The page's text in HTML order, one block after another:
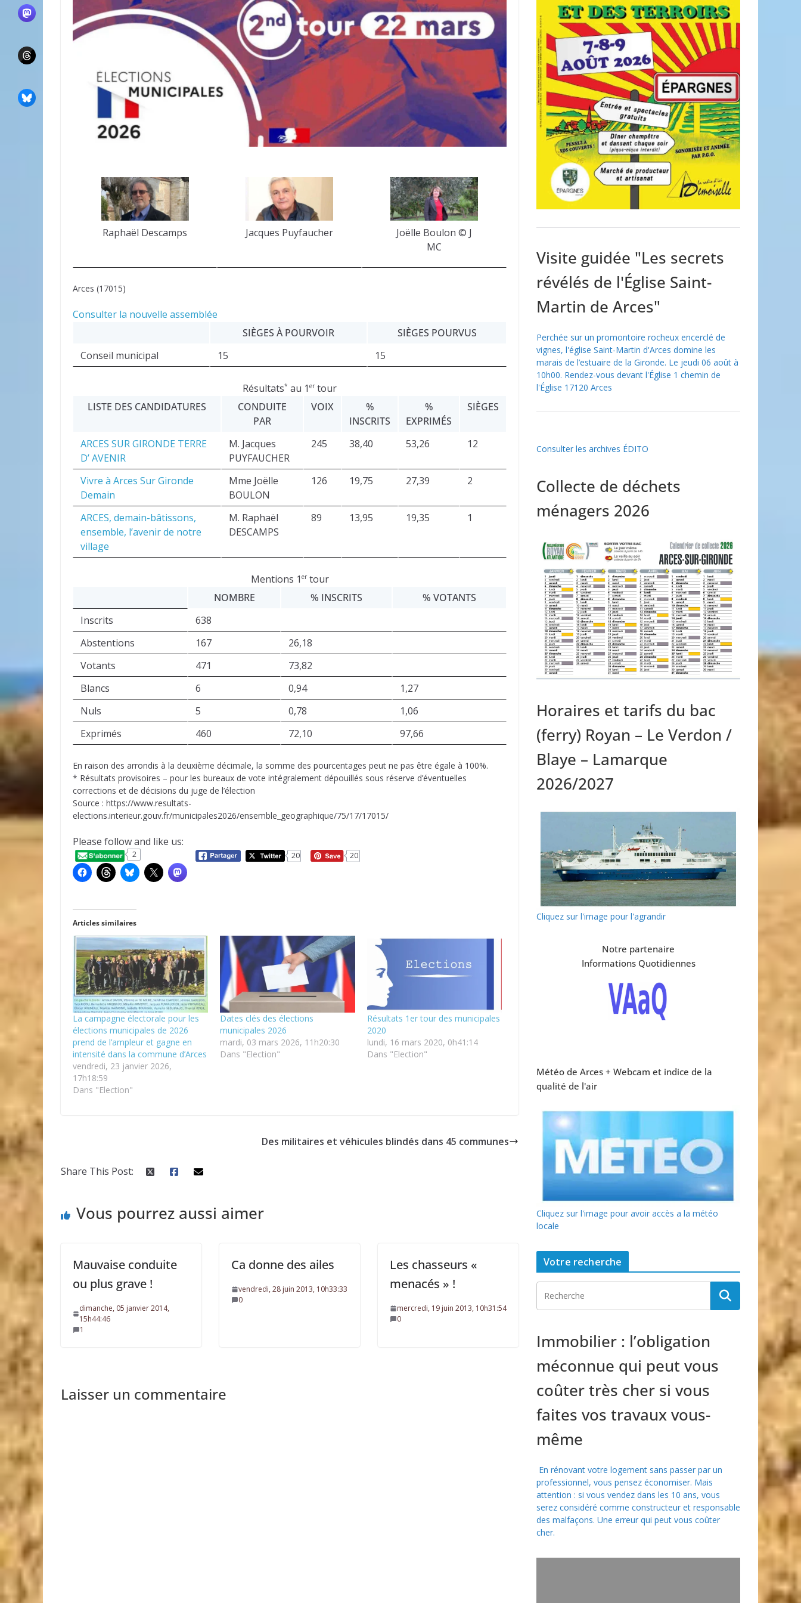
Raphaël Descamps Jacques Puyfaucher
Joëlle Boulon © J
MC
Arces (17015)
Consulter la nouvelle assemblée
SIÈGES À POURVOIR
SIÈGES POURVUS
Conseil municipal
15 15
Résultats* au 1 er tour
LISTE DES CANDIDATURES
CONDUITE
PAR
VOIX
%
INSCRITS
%
EXPRIMÉS
SIÈGES
ARCES SUR GIRONDE TERRE
D’ AVENIR
M. Jacques
PUYFAUCHER
245 38,40 53,26 12
Vivre à Arces Sur Gironde
Demain
Mme Joëlle
BOULON
126 19,75 27,39 2
ARCES, demain-bâtissons,
ensemble, l’avenir de notre
village
M. Raphaël
DESCAMPS
89 13,95 19,35 1
Mentions 1 ertour
NOMBRE
% INSCRITS
% VOTANTS
Inscrits
638
Abstentions
167
26,18
Votants
471
73,82
Blancs
6 0,94
1,27
Nuls
5 0,78
1,06
Exprimés
460 72,10 97,66
En raison des arrondis à la deuxième décimale, la somme des pourcentages peut ne pas être égale à 100%.
* Résultats provisoires – pour les bureaux de vote intégralement dépouillés sous réserve d’éventuelles
corrections et de décisions du juge de l’élection
Source : https://www.resultats-
elections.interieur.gouv.fr/municipales2026/ensemble_geographique/75/17/17015/
Please follow and like us:
2 20 20
Articles similaires
La campagne électorale pour les
élections municipales de 2026
prend de l’ampleur et gagne en
intensité dans la commune d’Arces
vendredi, 23 janvier 2026,
17h18:59
Dans "Election"
Dates clés des élections
municipales 2026
mardi, 03 mars 2026, 11h20:30
Dans "Election"
Résultats 1er tour des municipales
2020
lundi, 16 mars 2020, 0h41:14
Dans "Election"
Des militaires et véhicules blindés dans 45 communes
Share This Post:
Vous pourrez aussi aimer
Mauvaise conduite
ou plus grave !
dimanche, 05 janvier 2014,
15h44:46
1
Ca donne des ailes
vendredi, 28 juin 2013, 10h33:33
0
Les chasseurs «
menacés » !
mercredi, 19 juin 2013, 10h31:54
0
Laisser un commentaire
Visite guidée "Les secrets
révélés de l'Église Saint-
Martin de Arces"
Perchée sur un promontoire rocheux encerclé de
vignes, l'église Saint-Martin d'Arces domine les
marais de l’estuaire de la Gironde. Le jeudi 06 août à
10h00. Rendez-vous devant l'Église 1 chemin de
l'Église 17120 Arces
Consulter les archives ÉDITO
Collecte de déchets
ménagers 2026
Horaires et tarifs du bac
(ferry) Royan – Le Verdon /
Blaye – Lamarque
2026/2027
Cliquez sur l'image pour l'agrandir
Notre partenaire
Informations Quotidiennes
Météo de Arces + Webcam et indice de la
qualité de l'air
Cliquez sur l'image pour avoir accès a la météo
locale
Votre recherche
Immobilier : l’obligation
méconnue qui peut vous
coûter très cher si vous
faites vos travaux vous-
même
En rénovant votre logement sans passer par un
professionnel, vous pensez économiser. Mais
attention : si vous vendez dans les 10 ans, vous
serez considéré comme constructeur et responsable
des malfaçons. Une erreur qui peut vous coûter
cher.